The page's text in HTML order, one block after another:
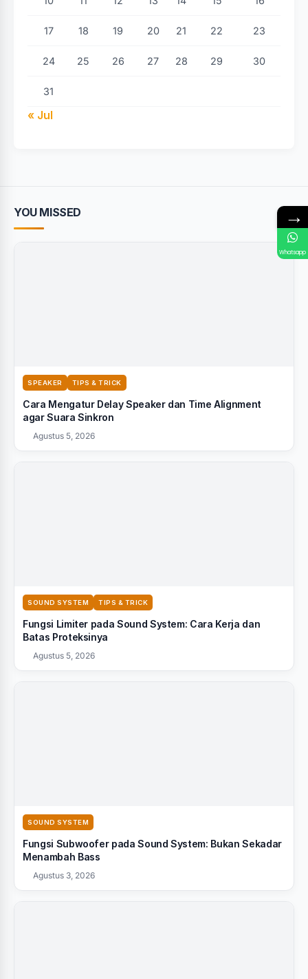
17 18 19 20 21 22 23
24 25 26 27 28 29 30
31
« Jul
YOU MISSED
SPEAKER TIPS & TRICK
Cara Mengatur Delay Speaker dan Time Alignment
agar Suara Sinkron
Agustus 5, 2026
SOUND SYSTEM TIPS & TRICK
Fungsi Limiter pada Sound System: Cara Kerja dan
Batas Proteksinya
Agustus 5, 2026
SOUND SYSTEM
Fungsi Subwoofer pada Sound System: Bukan Sekadar
Menambah Bass
Agustus 3, 2026
→
Whatsapp